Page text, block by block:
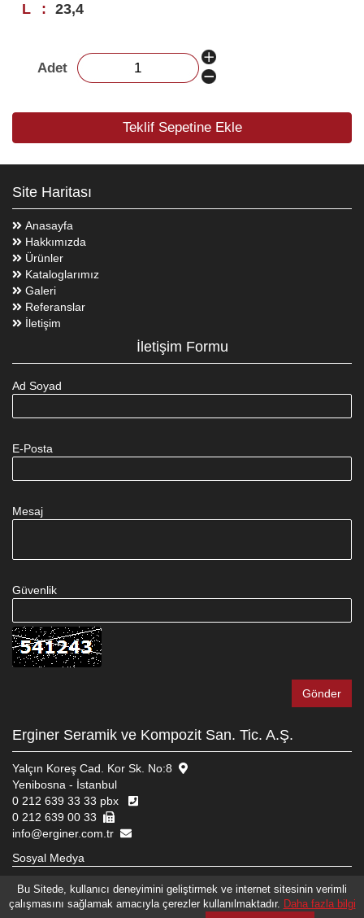
L
: 23,4
Adet
Teklif Sepetine Ekle
Site Haritası
Anasayfa
Hakkımızda
Ürünler
Kataloglarımız
Galeri
Referanslar
İletişim
İletişim Formu
Ad Soyad
E-Posta
Mesaj
Güvenlik
Erginer Seramik ve Kompozit San. Tic. A.Ş.
Yalçın Koreş Cad. Kor Sk. No:8
Yenibosna - İstanbul
0 212 639 33 33 pbx
0 212 639 00 33
info@erginer.com.tr
Sosyal Medya
© 2026 ERGINER SERAMIK VE KOMPOZIT SAN. TIC. A.Ş.
Bu Sitede, kullanıcı deneyimini geliştirmek ve internet sitesinin verimli
çalışmasını sağlamak amacıyla çerezler kullanılmaktadır. Daha fazla bilgi